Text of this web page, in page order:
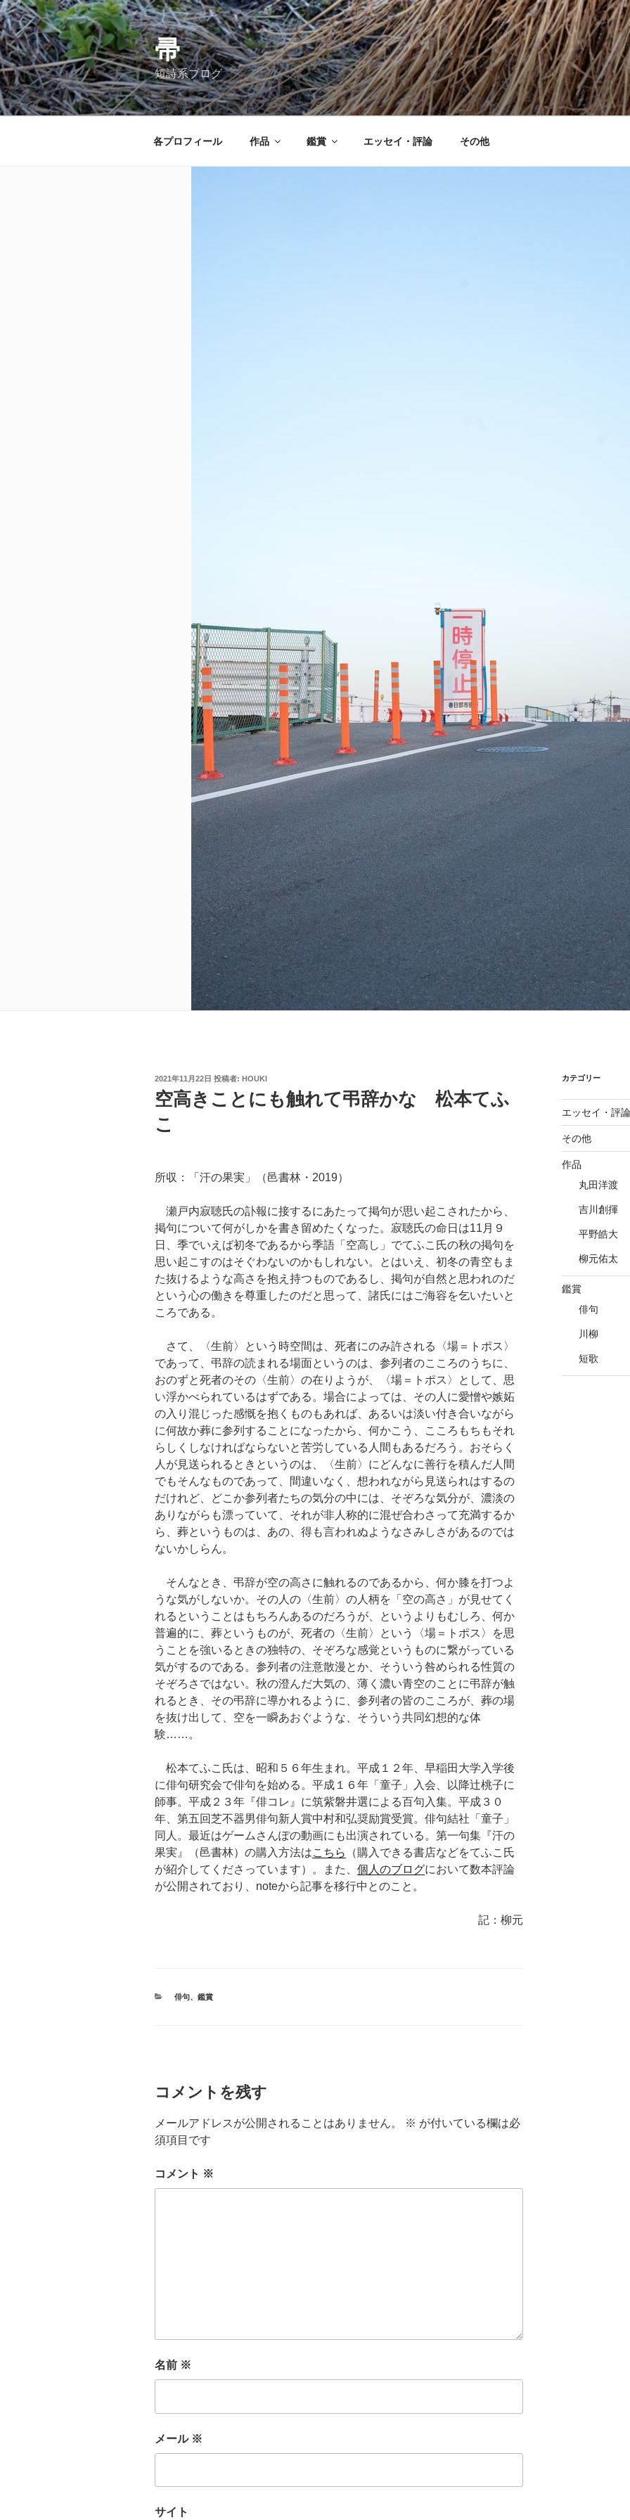
コ
ン
テ
ン
ツ
へ
ス
帚
短詩系ブログ
各プロフィール 作品 鑑賞 エッセイ・評論 その他
投
日:
2021年11月22日 投稿者: HOUKI
空高きことにも触れて弔辞かな 松本てふ
こ
所収：「汗の果実」（邑書林・2019）
瀬戸内寂聴氏の訃報に接するにあたって掲句が思い起こされたから、
掲句について何がしかを書き留めたくなった。寂聴氏の命日は11月９
日、季でいえば初冬であるから季語「空高し」でてふこ氏の秋の掲句を
思い起こすのはそぐわないのかもしれない。とはいえ、初冬の青空もま
た抜けるような高さを抱え持つものであるし、掲句が自然と思われのだ
という心の働きを尊重したのだと思って、諸氏にはご海容を乞いたいと
ころである。
さて、〈生前〉という時空間は、死者にのみ許される〈場＝トポス〉
であって、弔辞の読まれる場面というのは、参列者のこころのうちに、
おのずと死者のその〈生前〉の在りようが、〈場＝トポス〉として、思
い浮かべられているはずである。場合によっては、その人に愛憎や嫉妬
の入り混じった感慨を抱くものもあれば、あるいは淡い付き合いながら
に何故か葬に参列することになったから、何かこう、こころもちもそれ
らしくしなければならないと苦労している人間もあるだろう。おそらく
人が見送られるときというのは、〈生前〉にどんなに善行を積んだ人間
でもそんなものであって、間違いなく、想われながら見送られはするの
だけれど、どこか参列者たちの気分の中には、そぞろな気分が、濃淡の
ありながらも漂っていて、それが非人称的に混ぜ合わさって充満するか
ら、葬というものは、あの、得も言われぬようなさみしさがあるのでは
ないかしらん。
そんなとき、弔辞が空の高さに触れるのであるから、何か膝を打つよ
うな気がしないか。その人の〈生前〉の人柄を「空の高さ」が見せてく
れるということはもちろんあるのだろうが、というよりもむしろ、何か
普遍的に、葬というものが、死者の〈生前〉という〈場＝トポス〉を思
うことを強いるときの独特の、そぞろな感覚というものに繋がっている
気がするのである。参列者の注意散漫とか、そういう咎められる性質の
そぞろさではない。秋の澄んだ大気の、薄く濃い青空のことに弔辞が触
れるとき、その弔辞に導かれるように、参列者の皆のこころが、葬の場
を抜け出して、空を一瞬あおぐような、そういう共同幻想的な体
験……。
松本てふこ氏は、昭和５６年生まれ。平成１２年、早稲田大学入学後
に俳句研究会で俳句を始める。平成１６年「童子」入会、以降辻桃子に
師事。平成２３年『俳コレ』に筑紫磐井選による百句入集。平成３０
年、第五回芝不器男俳句新人賞中村和弘奨励賞受賞。俳句結社「童子」
同人。最近はゲームさんぽの動画にも出演されている。第一句集『汗の
果実』（邑書林）の購入方法はこちら
（購入できる書店などをてふこ氏
が紹介してくださっています）。また、 個人のブログにおいて数本評論
が公開されており、noteから記事を移行中とのこと。
記：柳元
カ
俳句、 鑑賞
コメントを残す
メールアドレスが公開されることはありません。 ※ が付いている欄は必
須項目です
コメント ※
名前 ※
メール ※
サイト
カテゴリー
エッセイ・評論
その他
作品
丸田洋渡
吉川創揮
平野皓大
柳元佑太
鑑賞
俳句
川柳
短歌